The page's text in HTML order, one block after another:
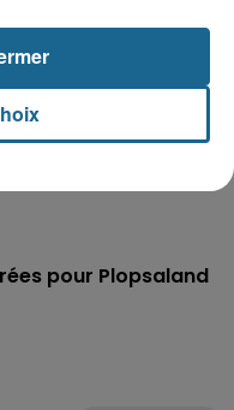
pour le parc
pour Plopsaland